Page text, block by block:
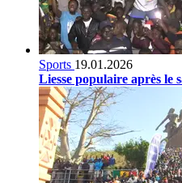
Sports 19.01.2026
Liesse populaire après le